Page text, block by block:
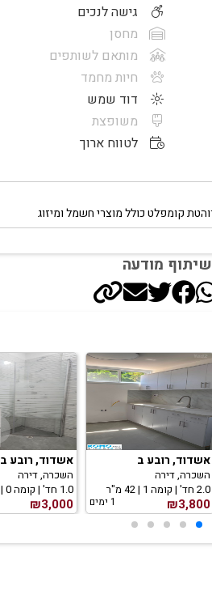
גישה לנכים
מחסן
מותאם לשותפים
חיות מחמד
דוד שמש
משופצת
לטווח ארוך
שיתוף מודעה
אשדוד, רובע ב
השכרה, דירה
2.0 חד' | קומה 1 | 42 מ"ר
₪3,800 1 ימים
אשדוד, רובע ב
השכרה, דירה
1.0 חד' | קומה 0 | 0 מ"ר
₪3,000